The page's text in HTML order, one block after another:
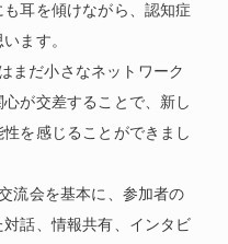
耳を傾けながら、認知症
ます。
まだ小さなネットワーク
が交差することで、新し
を感じることができまし
流会を基本に、参加者の
話、情報共有、インタビ